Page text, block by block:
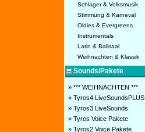
Schlager & Volksmusik
Stimmung & Karneval
Oldies & Evergreens
Instrumentals
Latin & Ballsaal
Weihnachten & Klassik
Sounds/Pakete
» *** WEIHNACHTEN ***
» Tyros4 LiveSoundsPLUS
» Tyros3 LiveSounds
» Tyros Voice Pakete
» Tyros2 Voice Pakete